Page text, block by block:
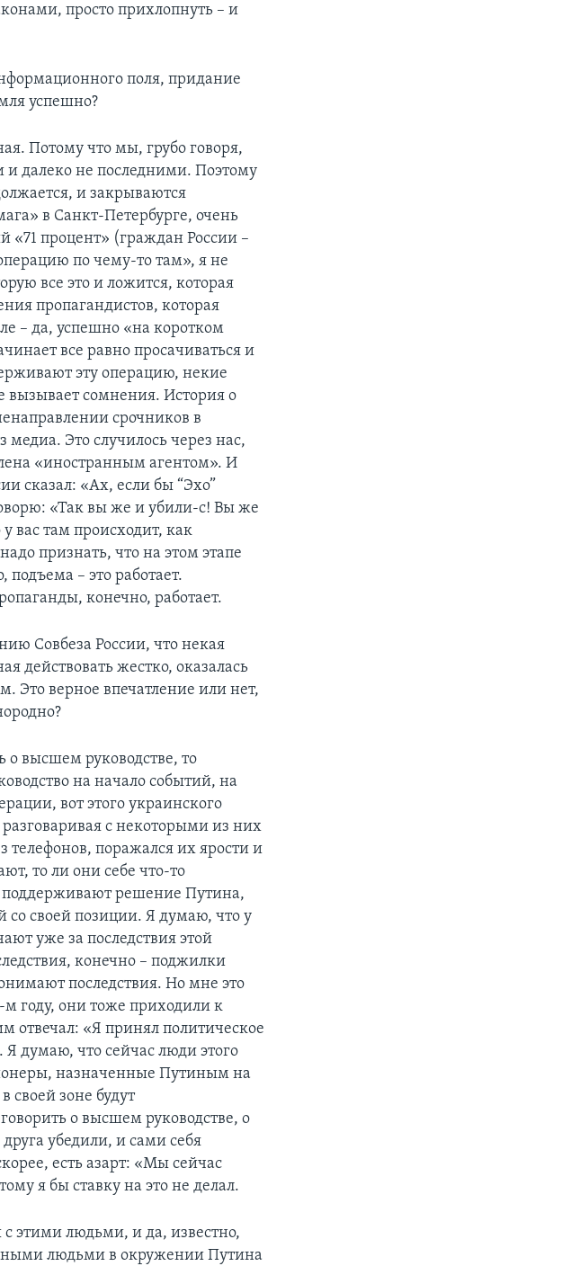
просто прихлопнуть – и
поля, придание
успешно?
Потому что мы, грубо говоря,
далеко не последними. Поэтому
и закрываются
в Санкт-Петербурге, очень
«71 процент» (граждан России –
по чему-то там», я не
все это и ложится, которая
пропагандистов, которая
– да, успешно «на коротком
все равно просачиваться и
эту операцию, некие
вызывает сомнения. История о
срочников в
медиа. Это случилось через нас,
«иностранным агентом». И
сказал: «Ах, если бы “Эхо”
«Так вы же и убили-с! Вы же
вас там происходит, как
признать, что на этом этапе
подъема – это работает.
конечно, работает.
Совбеза России, что некая
действовать жестко, оказалась
Это верное впечатление или нет,
высшем руководстве, то
на начало событий, на
вот этого украинского
с некоторыми из них
телефонов, поражался их ярости и
то ли они себе что-то
поддерживают решение Путина,
своей позиции. Я думаю, что у
уже за последствия этой
конечно – поджилки
последствия. Но мне это
году, они тоже приходили к
отвечал: «Я принял политическое
думаю, что сейчас люди этого
назначенные Путиным на
своей зоне будут
о высшем руководстве, о
убедили, и сами себя
есть азарт: «Мы сейчас
я бы ставку на это не делал.
этими людьми, и да, известно,
людьми в окружении Путина